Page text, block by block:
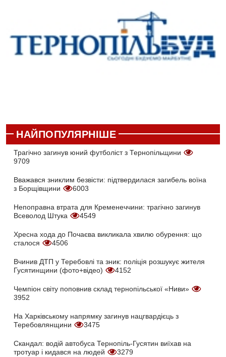
НАЙПОПУЛЯРНІШЕ
Трагічно загинув юний футболіст з Тернопільщини
9709
Вважався зниклим безвісти: підтвердилася загибель воїна
з Борщівщини
6003
Непоправна втрата для Кременеччини: трагічно загинув
Всеволод Штука
4549
Хресна хода до Почаєва викликала хвилю обурення: що
сталося
4506
Вчинив ДТП у Теребовлі та зник: поліція розшукує жителя
Гусятинщини (фото+відео)
4152
Чемпіон світу поповнив склад тернопільської «Ниви»
3952
На Харківському напрямку загинув нацгвардієць з
Теребовлянщини
3475
Скандал: водій автобуса Тернопіль-Гусятин виїхав на
тротуар і кидався на людей
3279